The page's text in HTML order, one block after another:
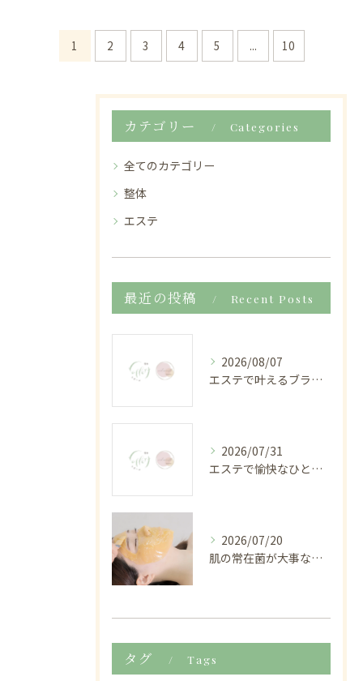
1 2 3 4 5 ... 10
カテゴリー Categories
全てのカテゴリー
整体
エステ
最近の投稿 Recent Posts
2026/08/07
エステで叶えるブラジリアンワックスの料金相場と効果的な準備法を福岡県北九州市京都郡みやこ町で解説
2026/07/31
エステで愉快なひとときを過ごすリラクゼーション体験の魅力
2026/07/20
肌の常在菌が大事な理由
タグ Tags